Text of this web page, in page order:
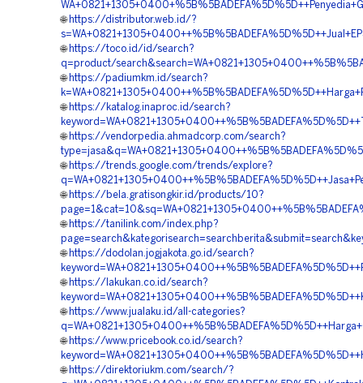
🌐 https://distributor.web.id/?
🌐 https://toco.id/id/search?
q=product/
🌐 https://padiumkm.id/search?
🌐 https://katalog.inaproc.id/search?
🌐 https://vendorpedia.ahmadcorp.com/search?
🌐 https://trends.google.com/trends/explore?
🌐 https://bela.gratisongkir.id/products/10?
🌐 https://tanilink.com/index.php?
🌐 https://dodolan.jogjakota.go.id/search?
🌐 https://lakukan.co.id/search?
🌐 https://www.jualaku.id/all-categories?
🌐 https://www.pricebook.co.id/search?
🌐 https://direktoriukm.com/search/?